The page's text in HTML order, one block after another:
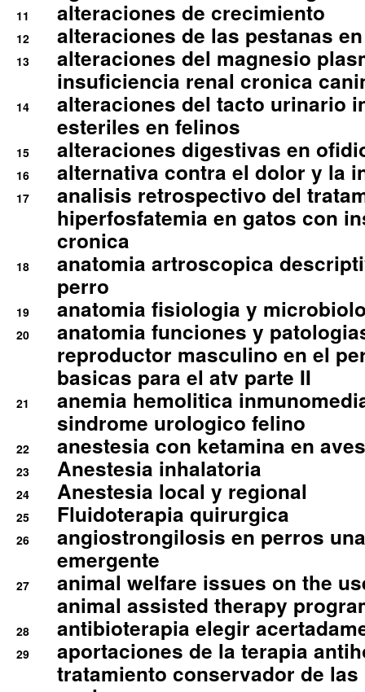
11 alteraciones de crecimiento
12 alteraciones de las pestanas
13
alteraciones del magnesio
insuficiencia renal cronica
14
alteraciones del tacto urinario
esteriles en felinos
15 alteraciones digestivas en
16 alternativa contra el dolor y la
17
analisis retrospectivo del
hiperfosfatemia en gatos con
cronica
18
anatomia artroscopica
perro
19 anatomia fisiologia y
20
anatomia funciones y
reproductor masculino en el
basicas para el atv parte II
21
anemia hemolitica
sindrome urologico felino
22 anestesia con ketamina en
23 Anestesia inhalatoria
24 Anestesia local y regional
25 Fluidoterapia quirurgica
26
angiostrongilosis en perros
emergente
27
animal welfare issues on the
animal assisted therapy
28 antibioterapia elegir
29
aportaciones de la terapia
tratamiento conservador de